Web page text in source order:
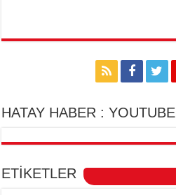
HATAY HABER : YOUTUBE
ETİKETLER